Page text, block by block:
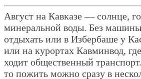
Август на Кавказе — солнце,
минеральной воды. Без
отдыхать или в Избербаше у
или на курортах Кавминвод,
ходит общественный
то пожить можно сразу в